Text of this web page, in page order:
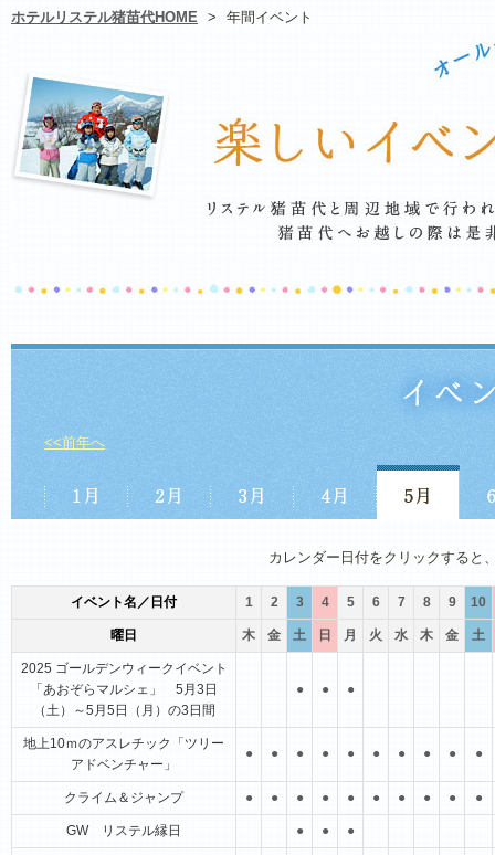
ホテルリステル猪苗代HOME > 年間イベント
<<前年へ
カレンダー日付をクリックすると
イベント名／日付 1 2 3 4 5 6 7 8 9 10
曜日 木 金 土 日 月 火 水 木 金 土
2025 ゴールデンウィークイベント
「あおぞらマルシェ」 5月3日
（土）～5月5日（月）の3日間
● ● ●
地上10ｍのアスレチック「ツリー
アドベンチャー」
● ● ● ● ● ● ● ● ● ●
クライム＆ジャンプ ● ● ● ● ● ● ● ● ● ●
GW リステル縁日 ● ● ●